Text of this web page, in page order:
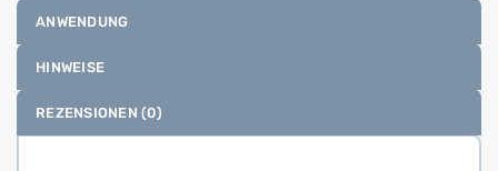
ANWENDUNG
HINWEISE
REZENSIONEN (0)